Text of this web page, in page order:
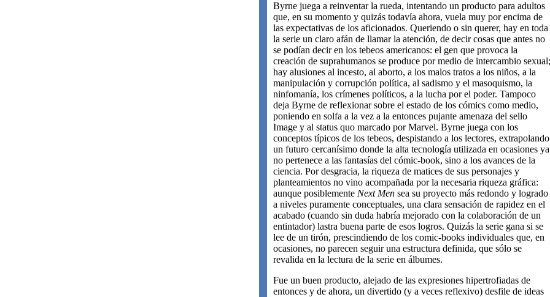
Byrne juega a reinventar la rueda, intentando un producto para adultos
que, en su momento y quizás todavía ahora, vuela muy por encima de
las expectativas de los aficionados. Queriendo o sin querer, hay en toda
la serie un claro afán de llamar la atención, de decir cosas que antes no
se podían decir en los tebeos americanos: el gen que provoca la
creación de suprahumanos se produce por medio de intercambio sexual;
hay alusiones al incesto, al aborto, a los malos tratos a los niños, a la
manipulación y corrupción política, al sadismo y el masoquismo, la
ninfomanía, los crímenes políticos, a la lucha por el poder. Tampoco
deja Byrne de reflexionar sobre el estado de los cómics como medio,
poniendo en solfa a la vez a la entonces pujante amenaza del sello
Image y al status quo marcado por Marvel. Byrne juega con los
conceptos típicos de los tebeos, despistando a los lectores, extrapolando
un futuro cercanísimo donde la alta tecnología utilizada en ocasiones ya
no pertenece a las fantasías del cómic-book, sino a los avances de la
ciencia. Por desgracia, la riqueza de matices de sus personajes y
planteamientos no vino acompañada por la necesaria riqueza gráfica:
aunque posiblemente Next Men sea su proyecto más redondo y logrado
a niveles puramente conceptuales, una clara sensación de rapidez en el
acabado (cuando sin duda habría mejorado con la colaboración de un
entintador) lastra buena parte de esos logros. Quizás la serie gana si se
lee de un tirón, prescindiendo de los comic-books individuales que, en
ocasiones, no parecen seguir una estructura definida, que sólo se
revalida en la lectura de la serie en álbumes.
Fue un buen producto, alejado de las expresiones hipertrofiadas de
entonces y de ahora, un divertido (y a veces reflexivo) desfile de ideas